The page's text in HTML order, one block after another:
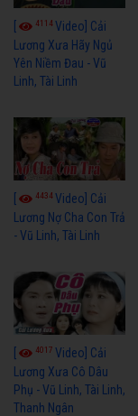
4114Video] Cải
Lương Xưa Hãy Ngủ
Yên Niềm Đau - Vũ
Linh, Tài Linh
4434Video] Cải
Lương Nợ Cha Con Trả
- Vũ Linh, Tài Linh
[ 4017 Video] Cải
Lương Xưa Cô Dâu
Phụ - Vũ Linh, Tài Linh,
Thanh Ngân